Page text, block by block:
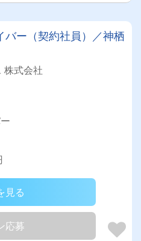
ー（契約社員）／神栖
株式会社
見る
応募